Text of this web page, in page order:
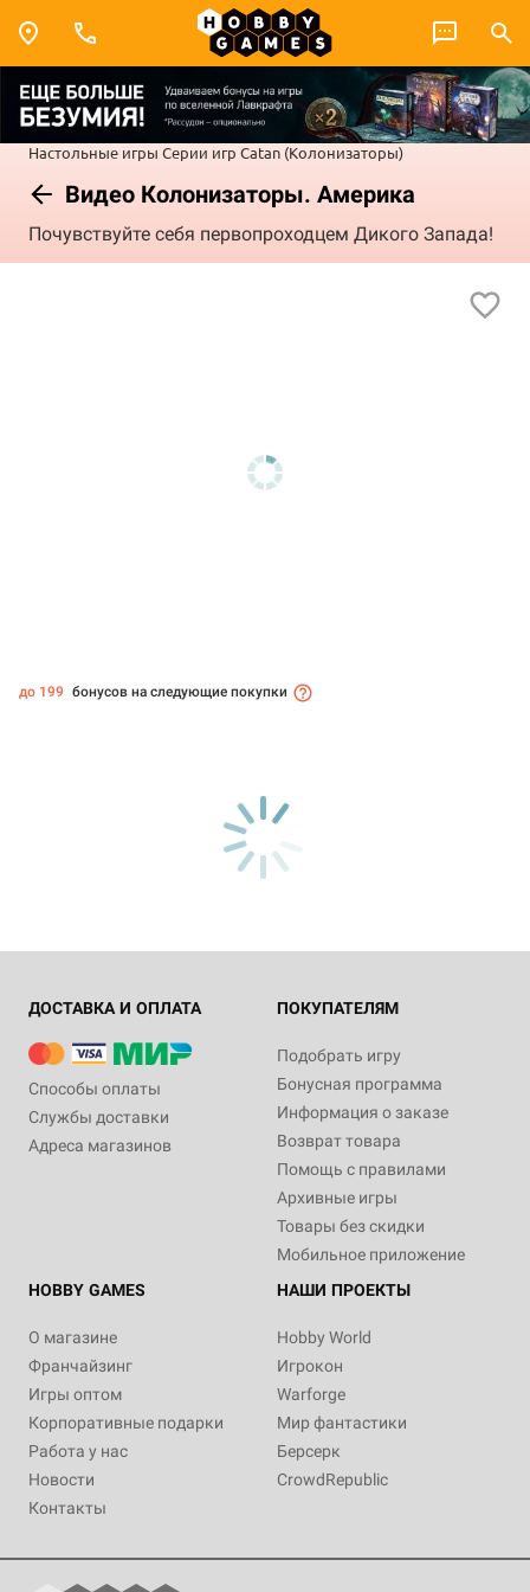
Настольные игры Серии игр Catan (Колонизаторы)
Видео Колонизаторы. Америка
Почувствуйте себя первопроходцем Дикого Запада!
до 199 бонусов на следующие покупки
ДОСТАВКА И ОПЛАТА
Способы оплаты
Службы доставки
Адреса магазинов
ПОКУПАТЕЛЯМ
Подобрать игру
Бонусная программа
Информация о заказе
Возврат товара
Помощь с правилами
Архивные игры
Товары без скидки
Мобильное приложение
HOBBY GAMES
О магазине
Франчайзинг
Игры оптом
Корпоративные подарки
Работа у нас
Новости
Контакты
НАШИ ПРОЕКТЫ
Hobby World
Игрокон
Warforge
Мир фантастики
Берсерк
CrowdRepublic